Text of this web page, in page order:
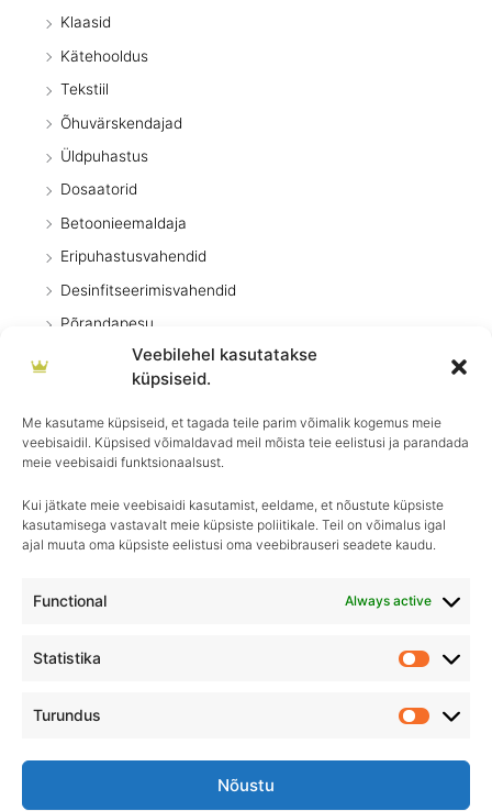
Veebilehel kasutatakse
küpsiseid.
Me kasutame küpsiseid, et tagada teile parim võimalik kogemus meie
veebisaidil. Küpsised võimaldavad meil mõista teie eelistusi ja parandada
meie veebisaidi funktsionaalsust.
Kui jätkate meie veebisaidi kasutamist, eeldame, et nõustute küpsiste
kasutamisega vastavalt meie küpsiste poliitikale. Teil on võimalus igal
ajal muuta oma küpsiste eelistusi oma veebibrauseri seadete kaudu.
Functional Always active
Statistika
Turundus
Nõustu
Klaasid
Kätehooldus
Tekstiil
Õhuvärskendajad
Üldpuhastus
Dosaatorid
Betoonieemaldaja
Eripuhastusvahendid
Desinfitseerimisvahendid
Põrandapesu
Pesuvahendid
Kodumasinad
Pritsid
Köök
Igapäevane hooldus, ületamatu sära–